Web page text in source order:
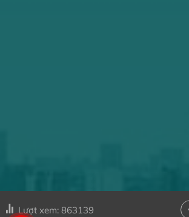
Lượt xem: 863139